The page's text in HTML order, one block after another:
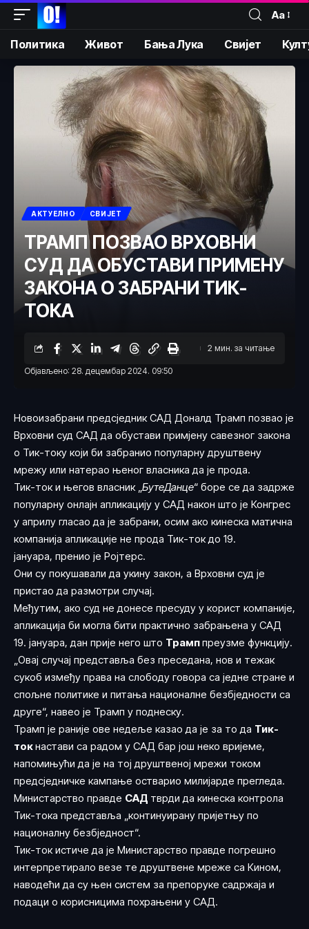
Аа
Политика Живот Бања Лука Свијет
АКТУЕЛНО СВИЈЕТ
ТРАМП ПОЗВАО ВРХОВНИ
СУД ДА ОБУСТАВИ ПРИМЕНУ
ЗАКОНА О ЗАБРАНИ ТИК-
ТОКА
Објављено: 28. децембар 2024. 09:50
2 мин. за читање
Новоизабрани предсједник САД Доналд Трамп позвао је
Врховни суд САД да обустави примјену савезног закона
о Тик-току који би забранио популарну друштвену
мрежу или натерао њеног власника да је прода.
Тик-ток и његов власник „БyтеДанце“ боре се да задрже
популарну онлајн апликацију у САД након што је Конгрес
у априлу гласао да је забрани, осим ако кинеска матична
компанија апликације не прода Тик-ток до 19.
јануара, пренио је Ројтерс.
Они су покушавали да укину закон, а Врховни суд је
пристао да размотри случај.
Међутим, ако суд не донесе пресуду у корист компаније,
апликација би могла бити практично забрањена у САД
19. јануара, дан прије него што Трамппреузме функцију.
„Овај случај представља без преседана, нов и тежак
сукоб између права на слободу говора са једне стране и
спољне политике и питања националне безбједности са
друге“, навео је Трамп у поднеску.
Трамп је раније ове недеље казао да је за то да Тик-
токнастави са радом у САД бар још неко вријеме,
напомињући да је на тој друштвеној мрежи током
предсједничке кампање остварио милијарде прегледа.
Министарство правде САД тврди да кинеска контрола
Тик-тока представља „континуирану пријетњу по
националну безбједност“.
Тик-ток истиче да је Министарство правде погрешно
интерпретирало везе те друштвене мреже са Кином,
наводећи да су њен систем за препоруке садржаја и
подаци о корисницима похрањени у САД.